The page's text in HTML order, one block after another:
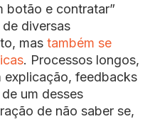
botão e contratar”
diversas
mas também se
. Processos longos,
explicação, feedbacks
um desses
de não saber se,